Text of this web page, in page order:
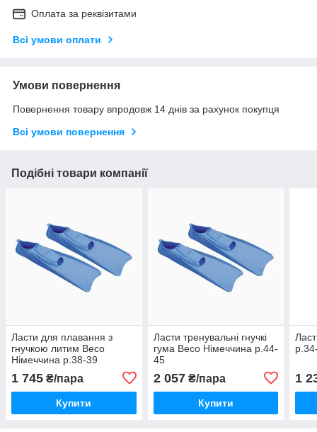
Оплата за реквізитами
Всі умови оплати
Умови повернення
Повернення товару впродовж 14 днів за рахунок покупця
Всі умови повернення
Подібні товари компанії
Ласти для плавання з
гнучкою литим Beco
Німеччина р.38-39
1 745 ₴/пара
Купити
Ласти тренувальні гнучкі
гума Beco Німеччина р.44-
45
2 057₴/пара
Купити
1